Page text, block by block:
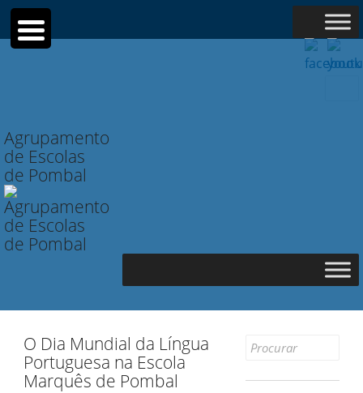
Agrupamento
de Escolas
de Pombal
O Dia Mundial da Língua
Portuguesa na Escola
Marquês de Pombal
Search